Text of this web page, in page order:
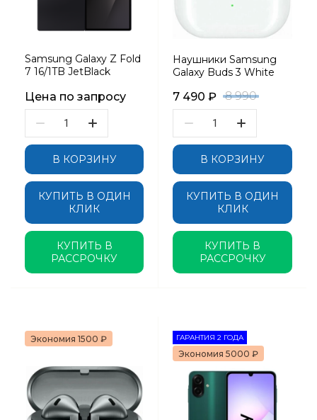
Samsung Galaxy Z Fold
7 16/1TB JetBlack
Цена по запросу
В КОРЗИНУ
КУПИТЬ В ОДИН
КЛИК
КУПИТЬ В
РАССРОЧКУ
Наушники Samsung
Galaxy Buds 3 White
7 490 ₽ 8 990
В КОРЗИНУ
КУПИТЬ В ОДИН
КЛИК
КУПИТЬ В
РАССРОЧКУ
Экономия 1500 ₽ ГАРАНТИЯ 2 ГОДА
Экономия 5000 ₽